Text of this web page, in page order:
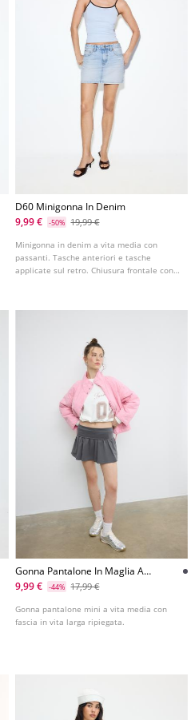
D60 Minigonna In Denim
9,99 €
-50% 19,99 €
Minigonna in denim a vita media con
passanti. Tasche anteriori e tasche
applicate sul retro. Chiusura frontale con
Gonna Pantalone In Maglia A
Vita Larga
9,99 € -44% 17,99 €
Gonna pantalone mini a vita media con
fascia in vita larga ripiegata.